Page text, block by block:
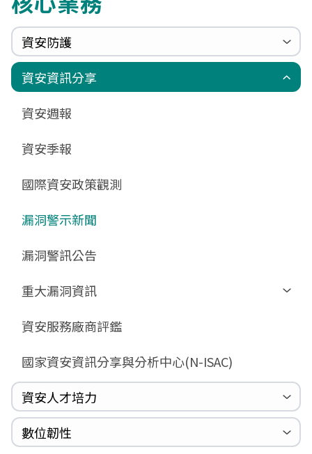
資安防護
政府組態基準(GCB)
更新消息
GCB說明文件
GCB部署資源
GCB終止支援
資通安全弱點通報機制(VANS)
申請作業表單
數位影片教材
FAQ
端點偵測及應變機制(EDR)
相關文件與表單
零信任架構(ZTA)
相關文件與表單
驗證進度
國家資安聯防監控中心(N-SOC)
國家資安通報應變中心(N-CERT)
資安資訊分享
資安週報
資安季報
國際資安政策觀測
漏洞警示新聞
漏洞警訊公告
重大漏洞資訊
Zerologon
MSHTML
Log4shell
WannaCrypt
Heartbleed
資安服務廠商評鑑
國家資安資訊分享與分析中心(N-ISAC)
資安人才培力
巡迴研討會
CCOE資安實戰人才培育計畫成果簡介
資安人才培訓服務網
資安系列競賽網站
數位韌性